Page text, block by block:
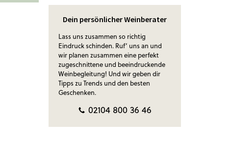
Dein persönlicher Weinberater
Lass uns zusammen so richtig
Eindruck schinden. Ruf‘ uns an und
wir planen zusammen eine perfekt
zugeschnittene und beeindruckende
Weinbegleitung! Und wir geben dir
Tipps zu Trends und den besten
Geschenken.
02104 800 36 46